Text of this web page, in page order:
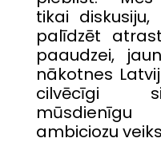
tikai
palīdzēt
paaudzei,
nākotnes
cilvēcīgi
ambiciozu